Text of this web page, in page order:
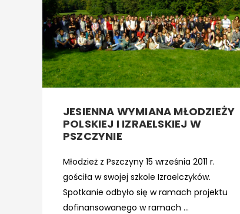
JESIENNA WYMIANA MŁODZIEŻY
POLSKIEJ I IZRAELSKIEJ W
PSZCZYNIE
Młodzież z Pszczyny 15 września 2011 r.
gościła w swojej szkole Izraelczyków.
Spotkanie odbyło się w ramach projektu
dofinansowanego w ramach ...